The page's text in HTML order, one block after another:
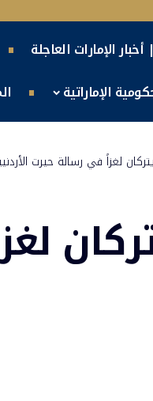
الإمارات العاجلة
الإماراتية
لغزاً في رسالة حيرت